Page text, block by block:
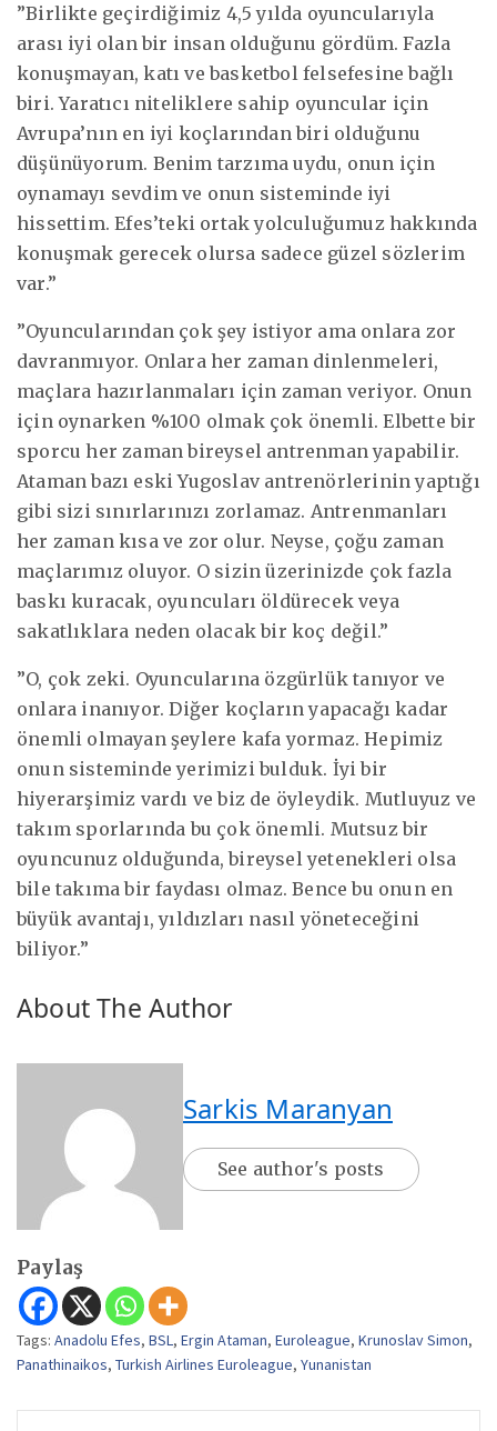
”Birlikte geçirdiğimiz 4,5 yılda oyuncularıyla
arası iyi olan bir insan olduğunu gördüm. Fazla
konuşmayan, katı ve basketbol felsefesine bağlı
biri. Yaratıcı niteliklere sahip oyuncular için
Avrupa’nın en iyi koçlarından biri olduğunu
düşünüyorum. Benim tarzıma uydu, onun için
oynamayı sevdim ve onun sisteminde iyi
hissettim. Efes’teki ortak yolculuğumuz hakkında
konuşmak gerecek olursa sadece güzel sözlerim
var.”
”Oyuncularından çok şey istiyor ama onlara zor
davranmıyor. Onlara her zaman dinlenmeleri,
maçlara hazırlanmaları için zaman veriyor. Onun
için oynarken %100 olmak çok önemli. Elbette bir
sporcu her zaman bireysel antrenman yapabilir.
Ataman bazı eski Yugoslav antrenörlerinin yaptığı
gibi sizi sınırlarınızı zorlamaz. Antrenmanları
her zaman kısa ve zor olur. Neyse, çoğu zaman
maçlarımız oluyor. O sizin üzerinizde çok fazla
baskı kuracak, oyuncuları öldürecek veya
sakatlıklara neden olacak bir koç değil.”
”O, çok zeki. Oyuncularına özgürlük tanıyor ve
onlara inanıyor. Diğer koçların yapacağı kadar
önemli olmayan şeylere kafa yormaz. Hepimiz
onun sisteminde yerimizi bulduk. İyi bir
hiyerarşimiz vardı ve biz de öyleydik. Mutluyuz ve
takım sporlarında bu çok önemli. Mutsuz bir
oyuncunuz olduğunda, bireysel yetenekleri olsa
bile takıma bir faydası olmaz. Bence bu onun en
büyük avantajı, yıldızları nasıl yöneteceğini
biliyor.”
About The Author
Sarkis Maranyan
See author's posts
Paylaş
Tags: Anadolu Efes, BSL, Ergin Ataman, Euroleague, Krunoslav Simon,
Panathinaikos, Turkish Airlines Euroleague, Yunanistan